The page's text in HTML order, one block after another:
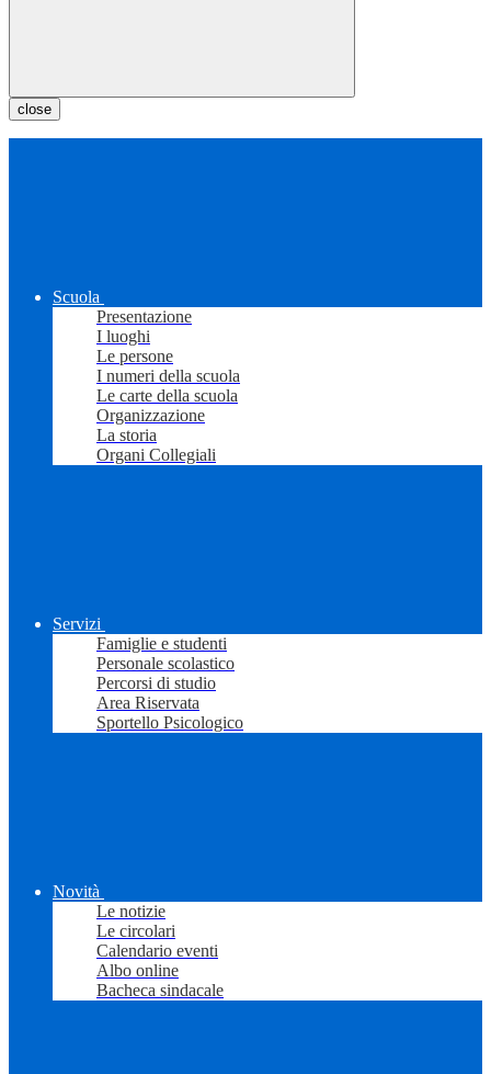
close
Scuola
Presentazione
I luoghi
Le persone
I numeri della scuola
Le carte della scuola
Organizzazione
La storia
Organi Collegiali
Servizi
Famiglie e studenti
Personale scolastico
Percorsi di studio
Area Riservata
Sportello Psicologico
Novità
Le notizie
Le circolari
Calendario eventi
Albo online
Bacheca sindacale